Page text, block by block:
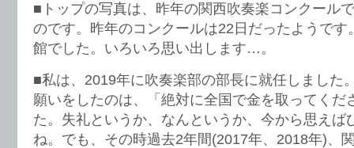
■トップの写真は、昨年の関西吹奏楽コンクール
のです。昨年のコンクールは22日だったようです
館でした。いろいろ思い出します…。
■私は、2019年に吹奏楽部の部長に就任しました
願いをしたのは、「絶対に全国で金を取ってくだ
た。失礼というか、なんというか、今から思えば
ね。でも、その時過去2年間(2017年、2018年)、